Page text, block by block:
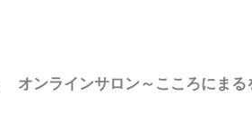
オンラインサロン～こころにま